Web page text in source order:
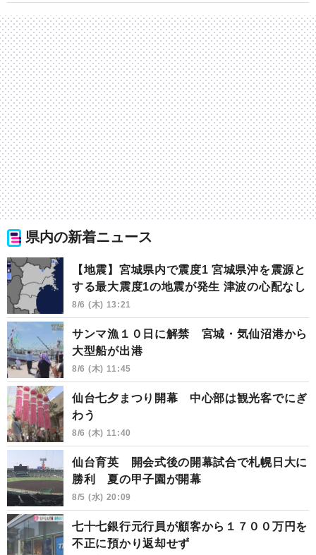
県内の新着ニュース
【地震】宮城県内で震度1 宮城県沖を震源と
する最大震度1の地震が発生 津波の心配なし
8/6 (木) 13:21
サンマ漁１０日に解禁 宮城・気仙沼港から
大型船が出港
8/6 (木) 11:45
仙台七夕まつり開幕 中心部は観光客でにぎ
わう
8/6 (木) 11:40
仙台育英 開会式後の開幕試合で札幌日大に
勝利 夏の甲子園が開幕
8/5 (水) 20:09
七十七銀行元行員が顧客から１７００万円を
不正に預かり返却せず